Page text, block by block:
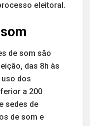
eleitoral.
de som são
das 8h às
uso dos
a 200
sedes de
de som e